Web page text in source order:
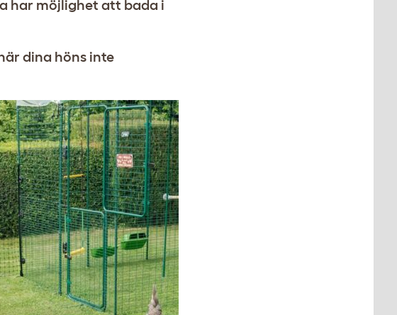
har möjlighet att bada i
dina höns inte